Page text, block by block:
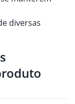
diversas